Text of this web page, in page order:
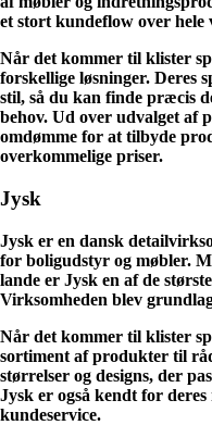
et stort kundeflow over hele
Når det kommer til klister
forskellige løsninger. Deres
stil, så du kan finde præcis
behov. Ud over udvalget af
omdømme for at tilbyde
overkommelige priser.
Jysk
Jysk er en dansk
for boligudstyr og møbler.
lande er Jysk en af de
Virksomheden blev
Når det kommer til klister
sortiment af produkter til
størrelser og designs, der
Jysk er også kendt for
kundeservice.